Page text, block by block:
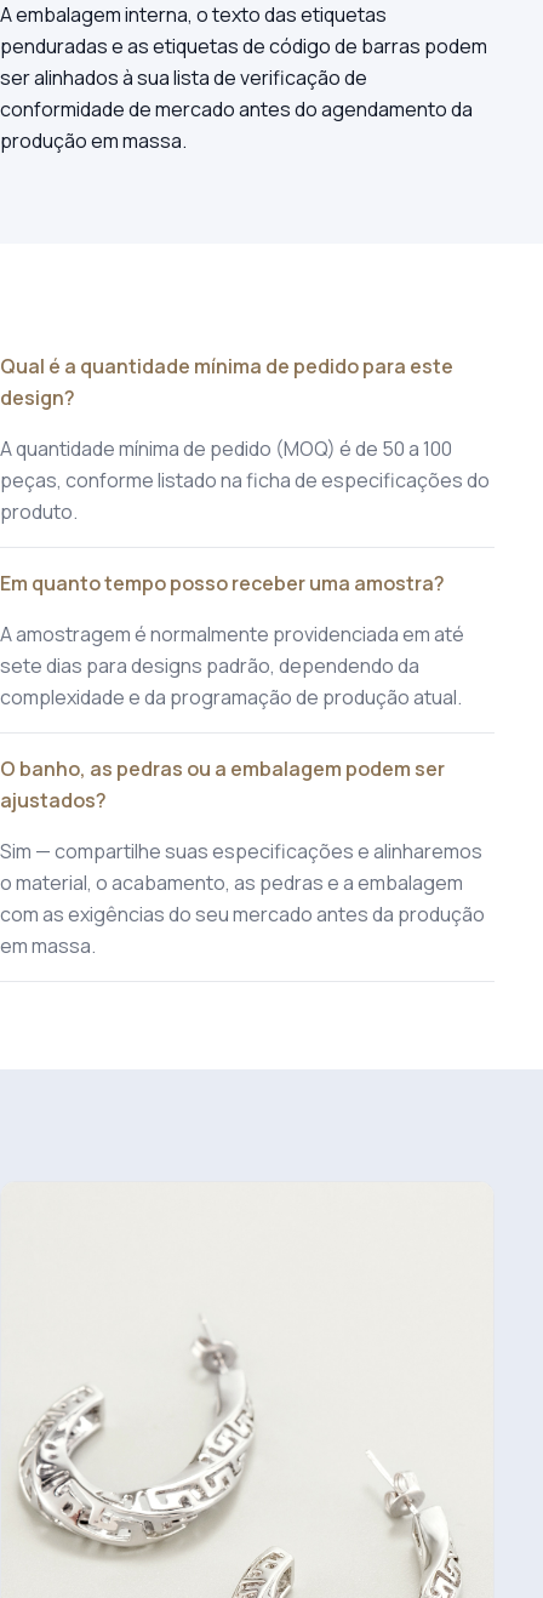
A embalagem interna, o texto das etiquetas
penduradas e as etiquetas de código de barras podem
ser alinhados à sua lista de verificação de
conformidade de mercado antes do agendamento da
produção em massa.
Qual é a quantidade mínima de pedido para este
design?
A quantidade mínima de pedido (MOQ) é de 50 a 100
peças, conforme listado na ficha de especificações do
produto.
Em quanto tempo posso receber uma amostra?
A amostragem é normalmente providenciada em até
sete dias para designs padrão, dependendo da
complexidade e da programação de produção atual.
O banho, as pedras ou a embalagem podem ser
ajustados?
Sim — compartilhe suas especificações e alinharemos
o material, o acabamento, as pedras e a embalagem
com as exigências do seu mercado antes da produção
em massa.